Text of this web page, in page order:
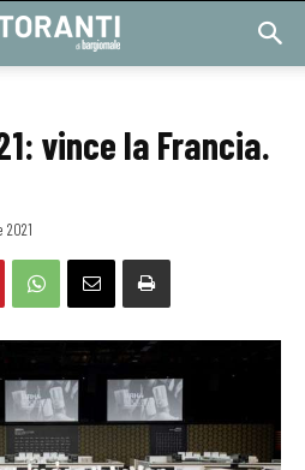
vince la Francia.
2021